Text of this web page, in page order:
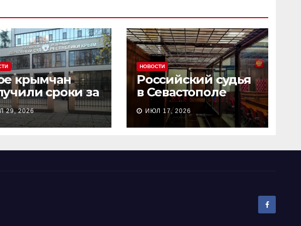
крымчан
сроки за
являлись
29, 2026
НОВОСТИ
Российский судья
в Севастополе
рассмотрел дело о
пособничестве
госизмене за 2
ИЮЛ 17, 2026